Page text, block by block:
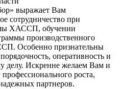
выражает Вам
сотрудничество при
ХАССП, обучении
производственного
Особенно признательны
оперативность и
делу. Искренне желаем Вам и
роста,
партнеров.